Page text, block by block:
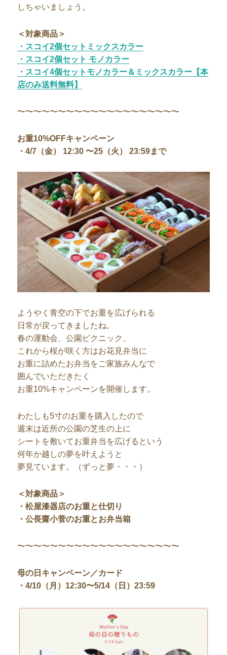
しちゃいましょう。
＜対象商品＞
・スコイ2個セットミックスカラー
・スコイ2個セット モノカラー
・スコイ4個セットモノカラー＆ミックスカラー【本
店のみ送料無料】
〜〜〜〜〜〜〜〜〜〜〜〜〜〜〜〜〜〜〜〜
お重10%OFFキャンペーン
・4/7（金） 12:30 〜25（火） 23:59まで
ようやく青空の下でお重を広げられる
日常が戻ってきましたね。
春の運動会、公園ピクニック、
これから桜が咲く方はお花見弁当に
お重に詰めたお弁当をご家族みんなで
囲んでいただきたく
お重10%キャンペーンを開催します。
わたしも5寸のお重を購入したので
週末は近所の公園の芝生の上に
シートを敷いてお重弁当を広げるという
何年か越しの夢を叶えようと
夢見ています。（ずっと夢・・・）
＜対象商品＞
・松屋漆器店のお重と仕切り
・公長齋小菅のお重とお弁当箱
〜〜〜〜〜〜〜〜〜〜〜〜〜〜〜〜〜〜〜〜
母の日キャンペーン／カード
・4/10（月）12:30〜5/14（日）23:59